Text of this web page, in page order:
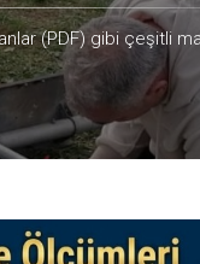
(PDF) gibi çeşitli